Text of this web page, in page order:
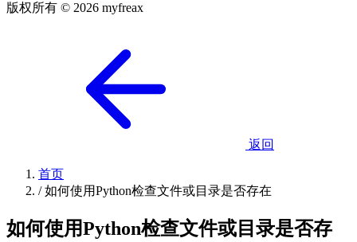
版权所有 © 2026 myfreax
返回
首页
/ 如何使用Python检查文件或目录是否存在
如何使用Python检查文件或目录是否存